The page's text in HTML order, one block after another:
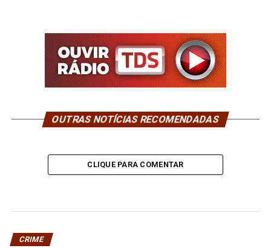
OUTRAS NOTÍCIAS RECOMENDADAS
CLIQUE PARA COMENTAR
CRIME